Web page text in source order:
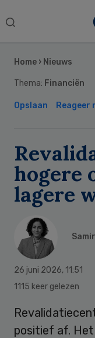
Search
Home › Nieuws
Thema: Financiën
Opslaan Reageer
hogere
lagere
26 juni 2026, 11:51
1115 keer gelezen
positief af.
Sidebar